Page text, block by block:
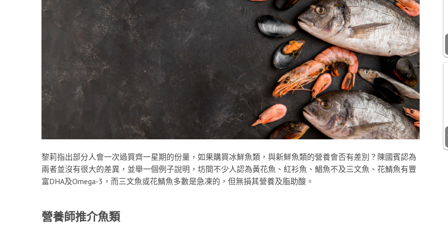
黎莉指出部分人會一次過買齊一星期的份量，如果購買冰鮮魚類，與新鮮魚類的營養會否有差別？陳國賓認為
兩者並沒有很大的差異，並舉一個例子說明，坊間不少人認為黃花魚、紅衫魚、鯧魚不及三文魚、花鯖魚有豐
富DHA及Omega-3，而三文魚或花鯖魚多數是急凍的，但無損其營養及脂助酸。
營養師推介魚類